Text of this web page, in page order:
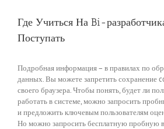
Где Учиться На Bi-
Поступать
Подробная информация – в правилах по
данных. Вы можете запретить сохранение
своего браузера. Чтобы понять, будет ли
работать в системе, можно запросить
и предложить ключевым пользователям
Но можно запросить бесплатную пробную